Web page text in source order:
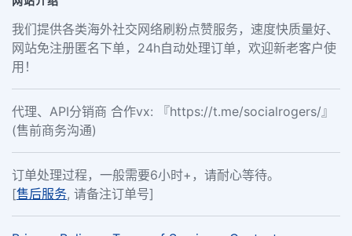
我们提供各类海外社交网络刷粉点赞服务，速度快质量好、
网站免注册匿名下单，24h自动处理订单，欢迎新老客户使
用！
代理、API分销商 合作vx: 『https://t.me/socialrogers/』
(售前商务沟通)
订单处理过程，一般需要6小时+，请耐心等待。
[售后服务, 请备注订单号]